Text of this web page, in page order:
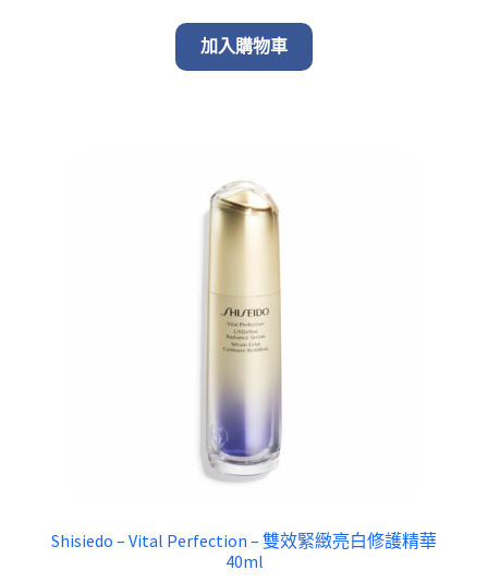
加入購物車
Shisiedo – Vital Perfection – 雙效緊緻亮白修護精華
40ml